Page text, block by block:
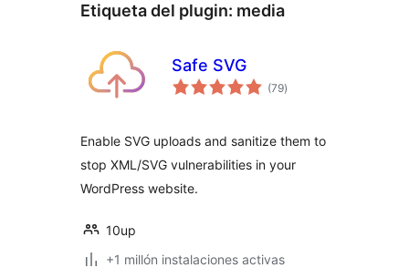
Etiqueta del plugin: media
Safe SVG
(79valoraciones
en
)
Enable SVG uploads and sanitize them to
stop XML/SVG vulnerabilities in your
WordPress website.
10up
+1 millón instalaciones activas